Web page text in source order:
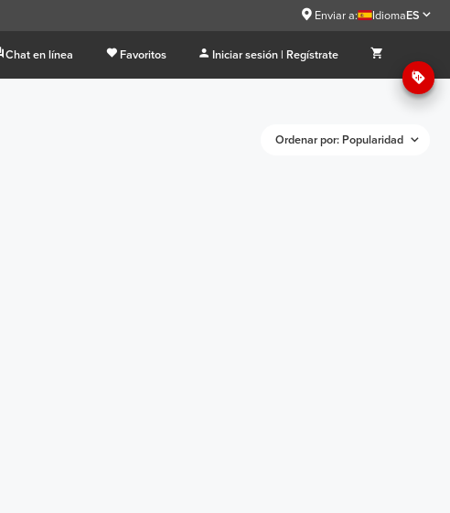
Enviar a: IdiomaES
Chat en línea Favoritos Iniciar sesión | Regístrate
Ordenar por: Popularidad